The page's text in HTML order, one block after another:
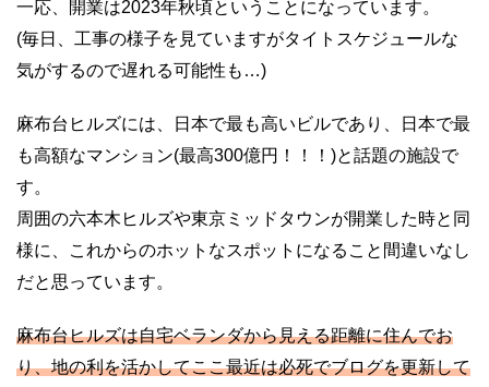
一応、開業は2023年秋頃ということになっています。
(毎日、工事の様子を見ていますがタイトスケジュールな
気がするので遅れる可能性も…)
麻布台ヒルズには、日本で最も高いビルであり、日本で最
も高額なマンション(最高300億円！！！)と話題の施設で
す。
周囲の六本木ヒルズや東京ミッドタウンが開業した時と同
様に、これからのホットなスポットになること間違いなし
だと思っています。
麻布台ヒルズは自宅ベランダから見える距離に住んでお
り、地の利を活かしてここ最近は必死でブログを更新して